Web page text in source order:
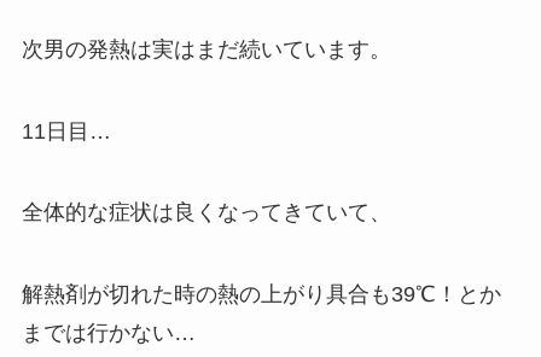
次男の発熱は実はまだ続いています。
11日目…
全体的な症状は良くなってきていて、
解熱剤が切れた時の熱の上がり具合も39℃！とか
までは行かない…